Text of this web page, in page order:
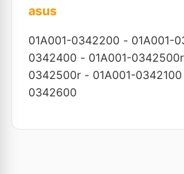
asus
01A001-0342200 - 01A001-
0342400 - 01A001-0342500r
0342500r - 01A001-0342100
0342600